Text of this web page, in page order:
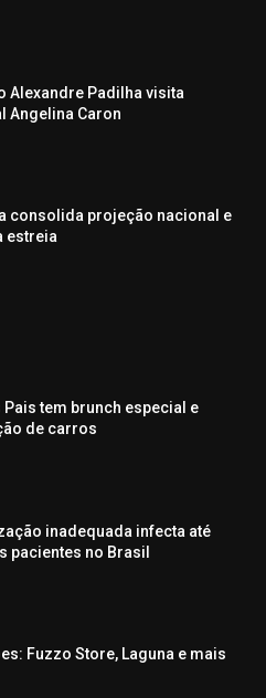
Alexandre Padilha visita
Angelina Caron
consolida projeção nacional e
estreia
Pais tem brunch especial e
de carros
inadequada infecta até
pacientes no Brasil
Fuzzo Store, Laguna e mais